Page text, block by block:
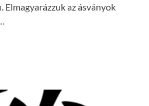
az ásványok